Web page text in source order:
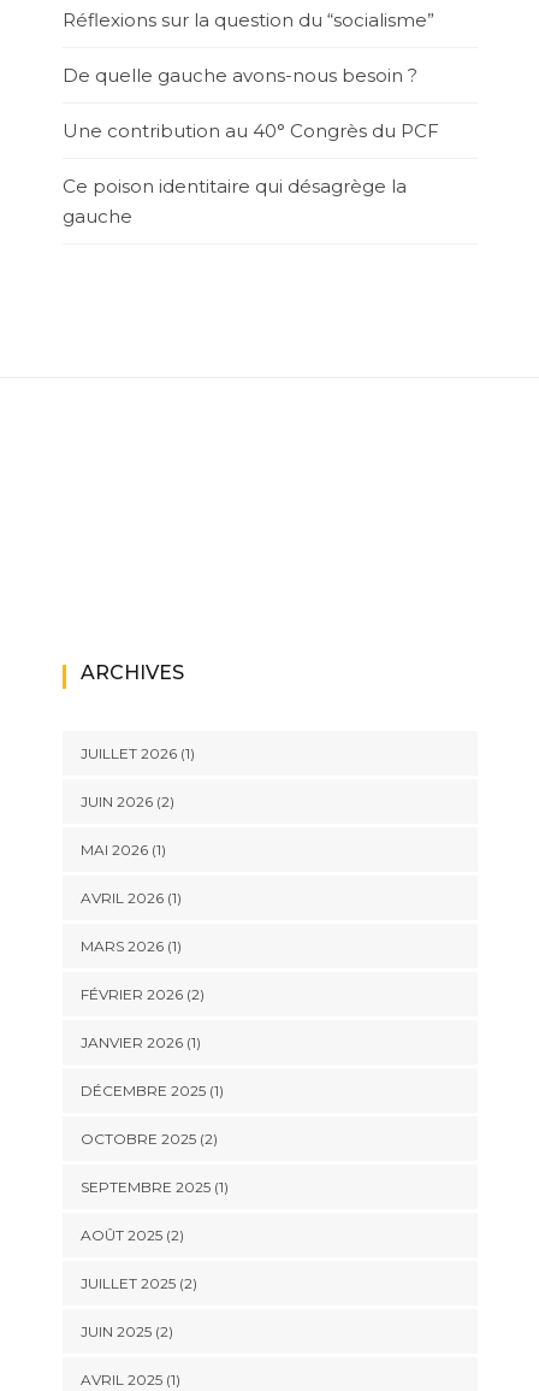
Réflexions sur la question du “socialisme”
De quelle gauche avons-nous besoin ?
Une contribution au 40° Congrès du PCF
Ce poison identitaire qui désagrège la
gauche
ARCHIVES
JUILLET 2026(1)
JUIN 2026(2)
MAI 2026(1)
AVRIL 2026(1)
MARS 2026(1)
FÉVRIER 2026(2)
JANVIER 2026(1)
DÉCEMBRE 2025(1)
OCTOBRE 2025(2)
SEPTEMBRE 2025(1)
AOÛT 2025(2)
JUILLET 2025(2)
JUIN 2025(2)
AVRIL 2025(1)